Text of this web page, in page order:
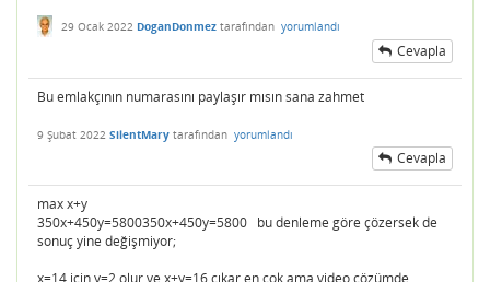
29 Ocak 2022 DoganDonmez tarafından yorumlandı
Cevapla
Bu emlakçının numarasını paylaşır mısın sana zahmet
9 Şubat 2022 SilentMary tarafından yorumlandı
Cevapla
max x+y
350x+450y=5800350x+450y=5800 bu denleme göre çözersek de
sonuç yine değişmiyor;
x=14 için y=2 olur ve x+y=16 çıkar en çok ama video çözümde